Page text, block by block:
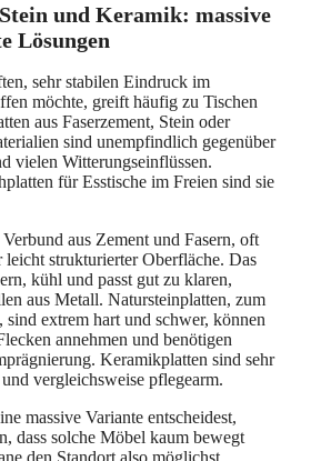
und Keramik: massive
Lösungen
sehr stabilen Eindruck im
möchte, greift häufig zu Tischen
aus Faserzement, Stein oder
sind unempfindlich gegenüber
vielen Witterungseinflüssen.
für Esstische im Freien sind sie
aus Zement und Fasern, oft
leicht strukturierter Oberfläche. Das
kühl und passt gut zu klaren,
aus Metall. Natursteinplatten, zum
sind extrem hart und schwer, können
annehmen und benötigen
Keramikplatten sind sehr
vergleichsweise pflegearm.
massive Variante entscheidest,
dass solche Möbel kaum bewegt
den Standort also möglichst